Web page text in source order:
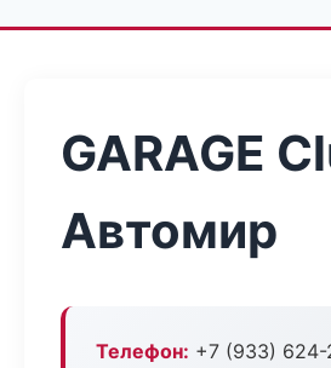
GARAGE
Автомир
Телефон: +7 (933) 624-